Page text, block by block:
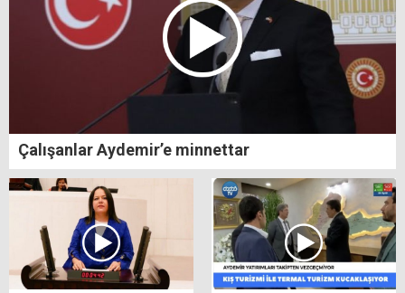
Çalışanlar Aydemir’e minnettar